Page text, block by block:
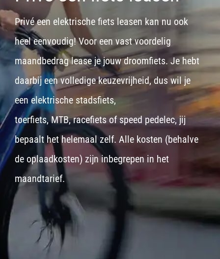
Privé een elektrische fiets leasen kan nu ook
heel eenvoudig! Voor een vast voordelig
maandbedrag lease je jouw droomfiets. Je hebt
daarbij een volledige keuzevrijheid, dus wil je
eenelektrische stadsfiets,
toerfiets,MTB,racefietsof speed pedelec, jij
bepaalt het helemaal zelf. Alle kosten (behalve
de oplaadkosten) zijn inbegrepen in het
maandtarief.